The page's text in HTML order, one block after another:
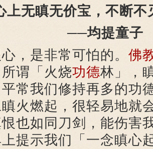
上无瞋无价宝，不断不
──均提童子
是非常可怕的。 佛
谓「火烧功德林」，
常我们修持再多的功
火燃起，很轻易地就
也如同刀剑，能伤害
提示我们「一念瞋心